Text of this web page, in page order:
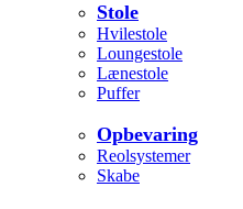
Stole
Hvilestole
Loungestole
Lænestole
Puffer
Opbevaring
Reolsystemer
Skabe